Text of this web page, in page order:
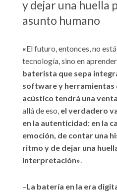
y dejar una huella
asunto humano
«El futuro, entonces, no
tecnología, sino en
baterista que sepa
software y herramientas
acústico tendrá una
allá de eso, el verdadero
en la autenticidad: en la
emoción, de contar una
ritmo y de dejar una
interpretación».
–La batería en la era